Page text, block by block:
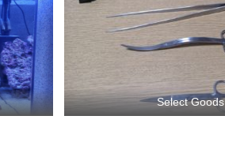
Select Goods